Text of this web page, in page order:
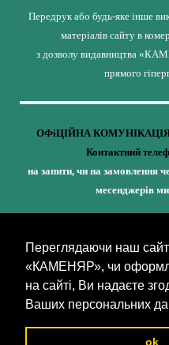
Переглядаючи наш
«КАМЕНЯР», чи
на сайті, Ви надаєте
Ваших персональних
ok
Передрук або будь-яке інше
матеріалів сайту в
з дозволу видавництва
прямого
ОФіЦІЙНА КОМУНІКАЦІЯ
Контактний
на запити, чи на замовлення
месенджерів
Кожне наше
у збереження